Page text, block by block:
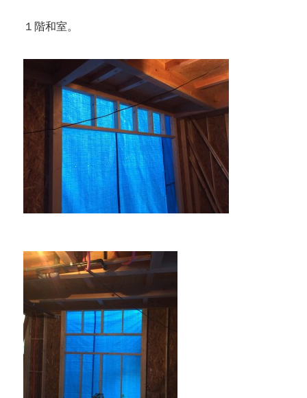
１階和室。